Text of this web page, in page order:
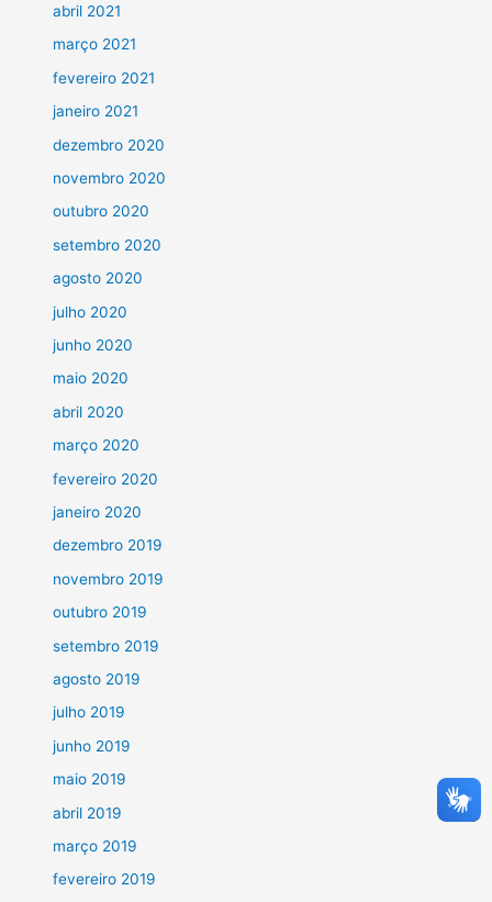
abril 2021
março 2021
fevereiro 2021
janeiro 2021
dezembro 2020
novembro 2020
outubro 2020
setembro 2020
agosto 2020
julho 2020
junho 2020
maio 2020
abril 2020
março 2020
fevereiro 2020
janeiro 2020
dezembro 2019
novembro 2019
outubro 2019
setembro 2019
agosto 2019
julho 2019
junho 2019
maio 2019
abril 2019
março 2019
fevereiro 2019